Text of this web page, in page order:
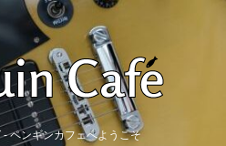
ペンギンカフェへようこそ